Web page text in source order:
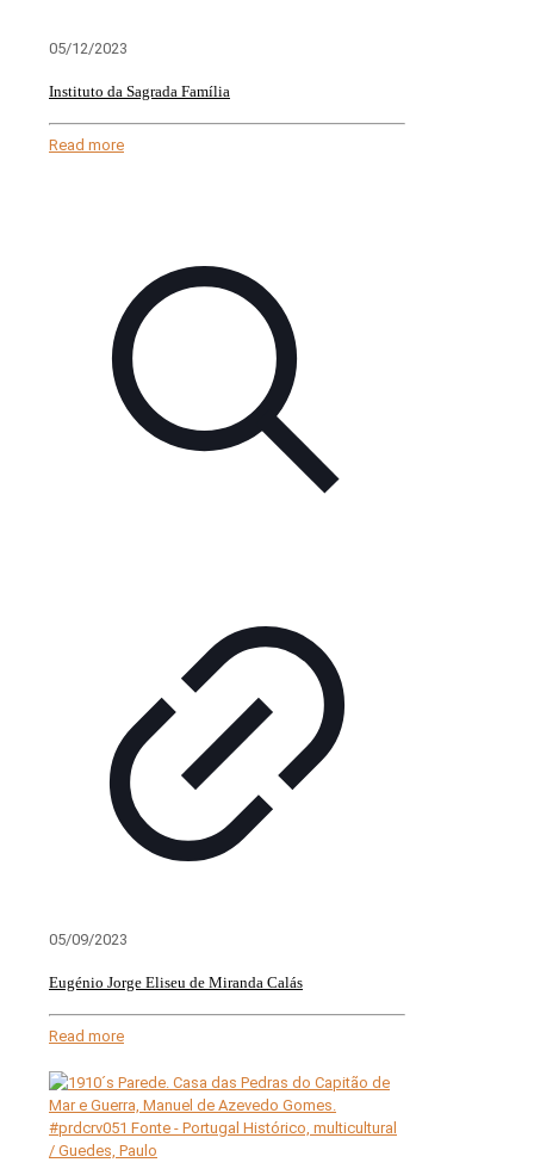
05/12/2023
Instituto da Sagrada Família
Read more
05/09/2023
Eugénio Jorge Eliseu de Miranda Calás
Read more